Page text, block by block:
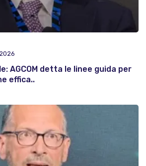
AGCOM detta le linee guida per
effica..